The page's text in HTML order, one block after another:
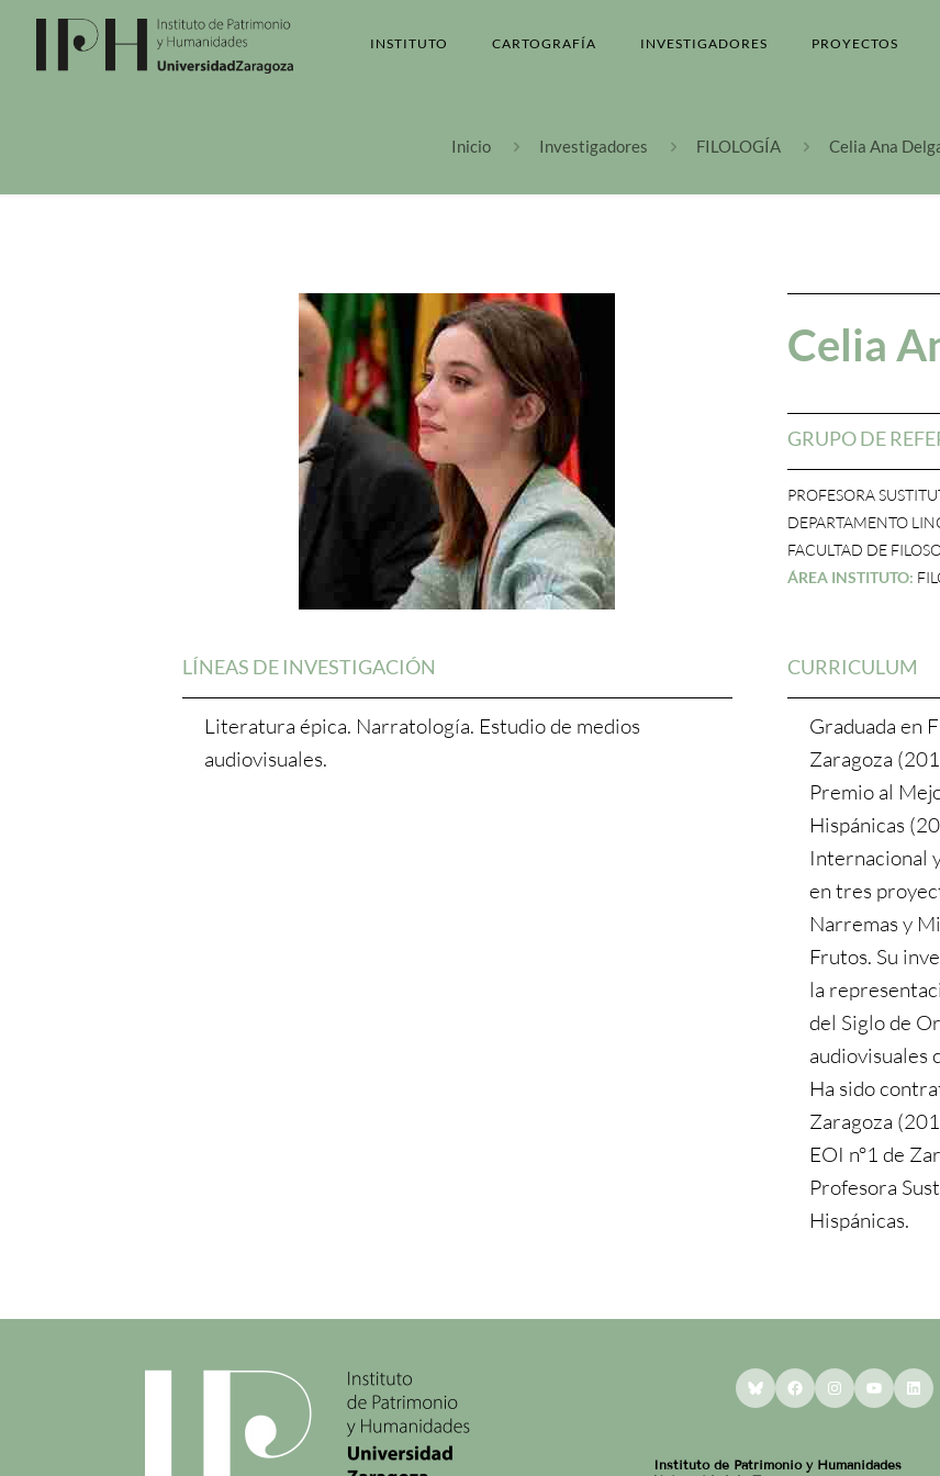
INSTITUTO CARTOGRAFÍA INVESTIGADORES PROYECTOS
Inicio Investigadores FILOLOGÍA Celia Ana
Celia
GRUPO DE
PROFESORA
DEPARTAMENTO
FACULTAD DE
ÁREA INSTITUTO:
LÍNEAS DE INVESTIGACIÓN
Literatura épica. Narratología. Estudio de medios
audiovisuales.
CURRICULUM
Graduada en
Zaragoza
Premio al
Hispánicas
Internacional
en tres
Narremas y
Frutos. Su
la
del Siglo de
audiovisuales
Ha sido
Zaragoza
EOI nº1 de
Profesora
Hispánicas.
BlueskyFacebookInstagram
YouTube
Instituto de Patrimonio y Humanidades